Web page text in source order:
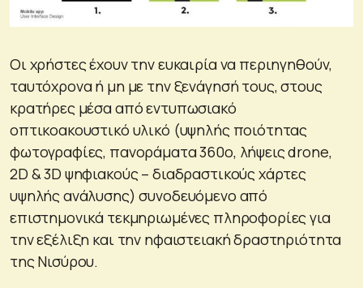
Οι χρήστες έχουν την ευκαιρία να περιηγηθούν,
ταυτόχρονα ή μη με την ξενάγησή τους, στους
κρατήρες μέσα από εντυπωσιακό
οπτικοακουστικό υλικό (υψηλής ποιότητας
φωτογραφίες, πανοράματα 360o, λήψεις drone,
2D & 3D ψηφιακούς – διαδραστικούς χάρτες
υψηλής ανάλυσης) συνοδευόμενο από
επιστημονικά τεκμηριωμένες πληροφορίες για
την εξέλιξη και την ηφαιστειακή δραστηριότητα
της Νισύρου.